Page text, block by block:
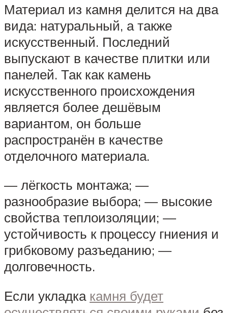
Материал из камня делится на два
вида: натуральный, а также
искусственный. Последний
выпускают в качестве плитки или
панелей. Так как камень
искусственного происхождения
является более дешёвым
вариантом, он больше
распространён в качестве
отделочного материала.
— лёгкость монтажа; —
разнообразие выбора; — высокие
свойства теплоизоляции; —
устойчивость к процессу гниения и
грибковому разъеданию; —
долговечность.
Если укладка камня будет